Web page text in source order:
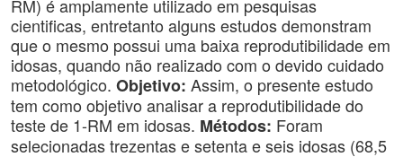
RM) é amplamente utilizado em pesquisas
cientificas, entretanto alguns estudos demonstram
que o mesmo possui uma baixa reprodutibilidade em
idosas, quando não realizado com o devido cuidado
metodológico. Objetivo: Assim, o presente estudo
tem como objetivo analisar a reprodutibilidade do
teste de 1-RM em idosas. Métodos: Foram
selecionadas trezentas e setenta e seis idosas (68,5